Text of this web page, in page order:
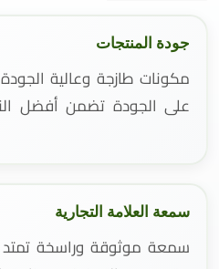
جودة المنتجات
مكونات طازجة وعالية
على الجودة تضمن أفضل
سمعة العلامة التجارية
سمعة موثوقة وراسخة